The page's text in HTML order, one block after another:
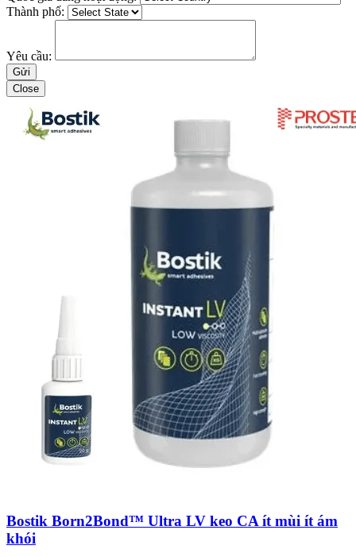
Thành phố:
Yêu cầu:
Close
Bostik Born2Bond™ Ultra LV keo CA ít mùi ít ám
khói